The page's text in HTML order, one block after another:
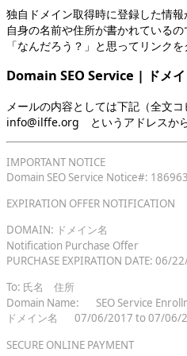
独自ドメイン取得時に登録した情
自身の名前や住所が書かれているの
「なんだろう？」と思ってリンク
Domain SEO Service | ドメイ
メールの内容としては下記（全文コ
info@ilffe.org というアドレスから
IMPORTANT NOTICE
Domain SEO Service Notice#:
EXPIRATION OFFER NOTIFICATION
DOMAIN: ドメイン名
Notification Purchase Offer
PURCHASE EXPIRATION DATE: 06/
To: 氏名 住所
Domain Name: SEO Service
ドメイン名 07/06/2017 to 07/
SECURE ONLINE PAYMENT